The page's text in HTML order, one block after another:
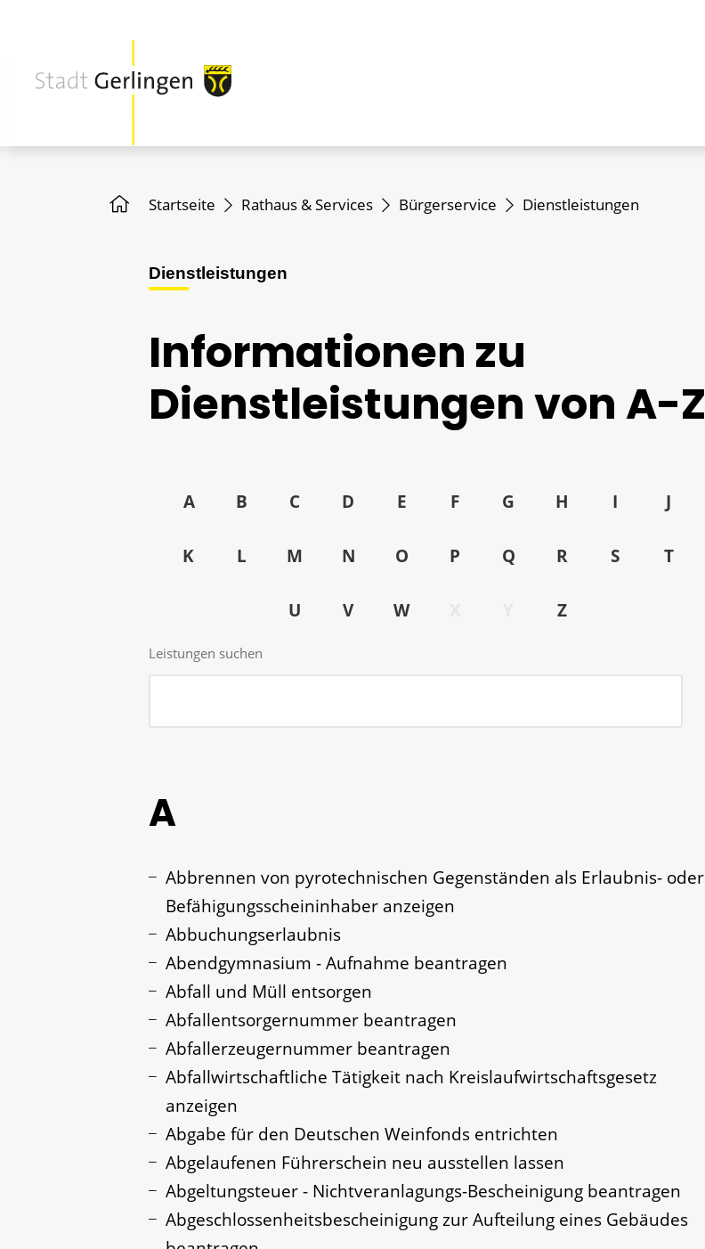
Startseite Rathaus & Services Bürgerservice Dienstleistungen
Dienstleistungen
Informationen zu
Dienstleistungen von A-Z
A B C D E F G H I J
K L M N O P Q R S T
U V W Z
Leistungen suchen
A
Abbrennen von pyrotechnischen Gegenständen als Erlaubnis- oder
Befähigungsscheininhaber anzeigen
Abbuchungserlaubnis
Abendgymnasium - Aufnahme beantragen
Abfall und Müll entsorgen
Abfallentsorgernummer beantragen
Abfallerzeugernummer beantragen
Abfallwirtschaftliche Tätigkeit nach Kreislaufwirtschaftsgesetz
anzeigen
Abgabe für den Deutschen Weinfonds entrichten
Abgelaufenen Führerschein neu ausstellen lassen
Abgeltungsteuer - Nichtveranlagungs-Bescheinigung beantragen
Abgeschlossenheitsbescheinigung zur Aufteilung eines Gebäudes